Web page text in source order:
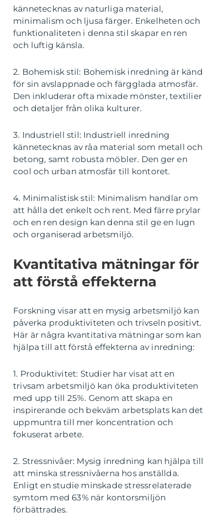
kännetecknas av naturliga material,
minimalism och ljusa färger. Enkelheten och
funktionaliteten i denna stil skapar en ren
och luftig känsla.
2. Bohemisk stil: Bohemisk inredning är känd
för sin avslappnade och färgglada atmosfär.
Den inkluderar ofta mixade mönster, textilier
och detaljer från olika kulturer.
3. Industriell stil: Industriell inredning
kännetecknas av råa material som metall och
betong, samt robusta möbler. Den ger en
cool och urban atmosfär till kontoret.
4. Minimalistisk stil: Minimalism handlar om
att hålla det enkelt och rent. Med färre prylar
och en ren design kan denna stil ge en lugn
och organiserad arbetsmiljö.
Kvantitativa mätningar för
att förstå effekterna
Forskning visar att en mysig arbetsmiljö kan
påverka produktiviteten och trivseln positivt.
Här är några kvantitativa mätningar som kan
hjälpa till att förstå effekterna av inredning:
1. Produktivitet: Studier har visat att en
trivsam arbetsmiljö kan öka produktiviteten
med upp till 25%. Genom att skapa en
inspirerande och bekväm arbetsplats kan det
uppmuntra till mer koncentration och
fokuserat arbete.
2. Stressnivåer: Mysig inredning kan hjälpa till
att minska stressnivåerna hos anställda.
Enligt en studie minskade stressrelaterade
symtom med 63% när kontorsmiljön
förbättrades.